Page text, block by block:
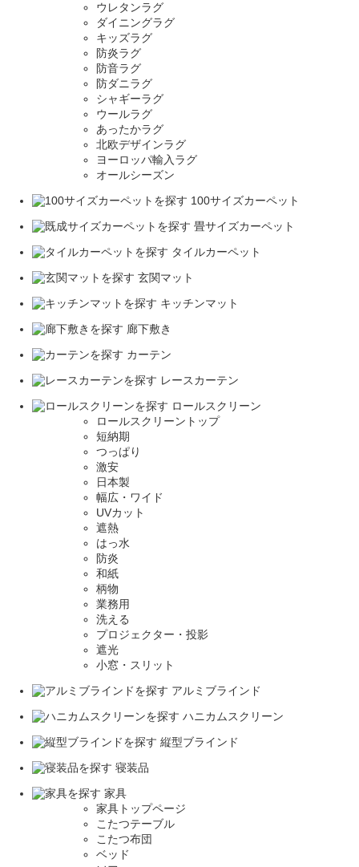
ウレタンラグ
ダイニングラグ
キッズラグ
防炎ラグ
防音ラグ
防ダニラグ
シャギーラグ
ウールラグ
あったかラグ
北欧デザインラグ
ヨーロッパ輸入ラグ
オールシーズン
100サイズカーペット
畳サイズカーペット
タイルカーペット
玄関マット
キッチンマット
廊下敷き
カーテン
レースカーテン
ロールスクリーン
ロールスクリーントップ
短納期
つっぱり
激安
日本製
幅広・ワイド
UVカット
遮熱
はっ水
防炎
和紙
柄物
業務用
洗える
プロジェクター・投影
遮光
小窓・スリット
アルミブラインド
ハニカムスクリーン
縦型ブラインド
寝装品
家具
家具トップページ
こたつテーブル
こたつ布団
ベッド